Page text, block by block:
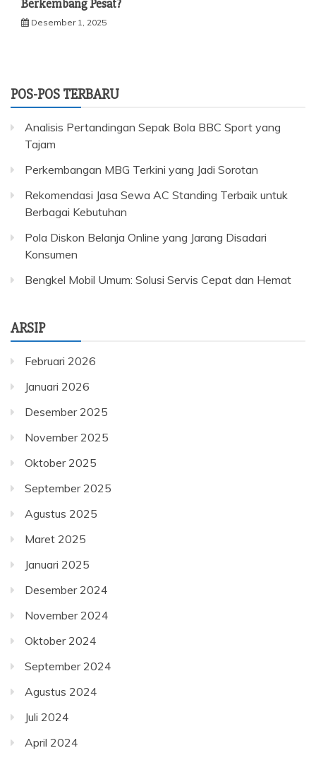
Berkembang Pesat?
Desember 1, 2025
POS-POS TERBARU
Analisis Pertandingan Sepak Bola BBC Sport yang
Tajam
Perkembangan MBG Terkini yang Jadi Sorotan
Rekomendasi Jasa Sewa AC Standing Terbaik untuk
Berbagai Kebutuhan
Pola Diskon Belanja Online yang Jarang Disadari
Konsumen
Bengkel Mobil Umum: Solusi Servis Cepat dan Hemat
ARSIP
Februari 2026
Januari 2026
Desember 2025
November 2025
Oktober 2025
September 2025
Agustus 2025
Maret 2025
Januari 2025
Desember 2024
November 2024
Oktober 2024
September 2024
Agustus 2024
Juli 2024
April 2024